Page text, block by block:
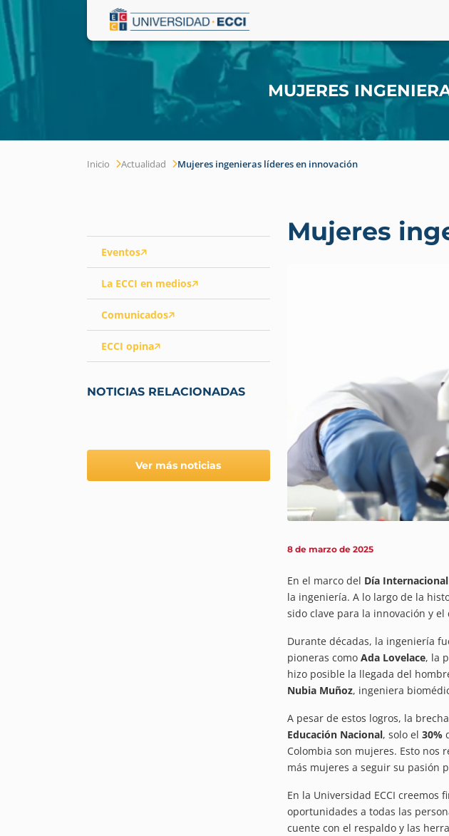
MUJERES
Inicio Actualidad Mujeres ingenieras líderes en innovación
Eventos
La ECCI en medios
Comunicados
ECCI opina
NOTICIAS RELACIONADAS
Ver más noticias
Mujeres
8 de marzo de 2025
En el marco del Día
la ingeniería. A lo largo de la
sido clave para la innovación y
Durante décadas, la ingeniería
pioneras comoAda Lovelace, la
hizo posible la llegada del
Nubia Muñoz, ingeniera
A pesar de estos logros, la
Educación Nacional, solo el 30%
Colombia son mujeres. Esto
más mujeres a seguir su pasión
En la Universidad ECCI
oportunidades a todas las
cuente con el respaldo y las